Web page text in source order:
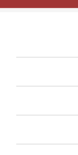
principal